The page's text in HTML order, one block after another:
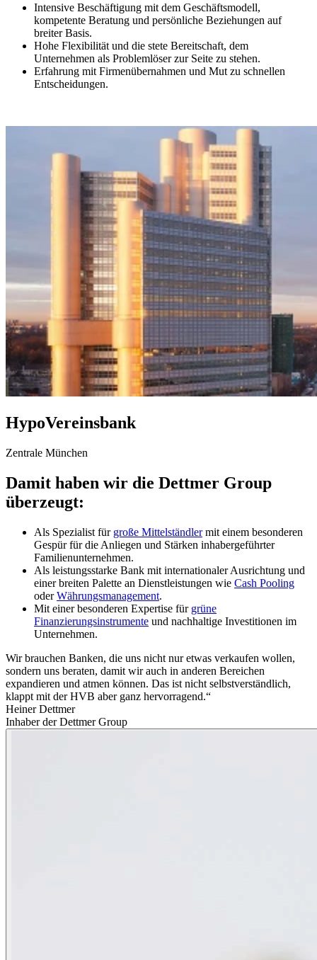
Intensive Beschäftigung mit dem Geschäftsmodell,
kompetente Beratung und persönliche Beziehungen auf
breiter Basis.
Hohe Flexibilität und die stete Bereitschaft, dem
Unternehmen als Problemlöser zur Seite zu stehen.
Erfahrung mit Firmenübernahmen und Mut zu schnellen
Entscheidungen.
HypoVereinsbank
Zentrale München
Damit haben wir die Dettmer Group
überzeugt:
Als Spezialist für große Mittelständlermit einem besonderen
Gespür für die Anliegen und Stärken inhabergeführter
Familienunternehmen.
Als leistungsstarke Bank mit internationaler Ausrichtung und
einer breiten Palette an Dienstleistungen wie Cash Pooling
oderWährungsmanagement.
Mit einer besonderen Expertise für grüne
Finanzierungsinstrumente und nachhaltige Investitionen im
Unternehmen.
Wir brauchen Banken, die uns nicht nur etwas verkaufen wollen,
sondern uns beraten, damit wir auch in anderen Bereichen
expandieren und atmen können. Das ist nicht selbstverständlich,
klappt mit der HVB aber ganz hervorragend.“
Heiner Dettmer
Inhaber der Dettmer Group